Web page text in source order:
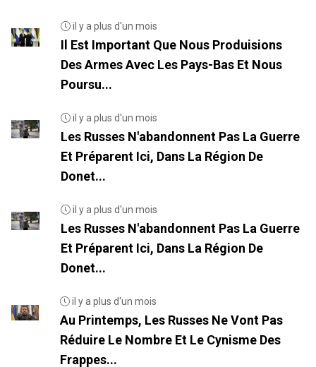
il y a plus d'un mois
Il Est Important Que Nous Produisions
Des Armes Avec Les Pays-Bas Et Nous
Poursu...
il y a plus d'un mois
Les Russes N'abandonnent Pas La Guerre
Et Préparent Ici, Dans La Région De
Donet...
il y a plus d'un mois
Les Russes N'abandonnent Pas La Guerre
Et Préparent Ici, Dans La Région De
Donet...
il y a plus d'un mois
Au Printemps, Les Russes Ne Vont Pas
Réduire Le Nombre Et Le Cynisme Des
Frappes...